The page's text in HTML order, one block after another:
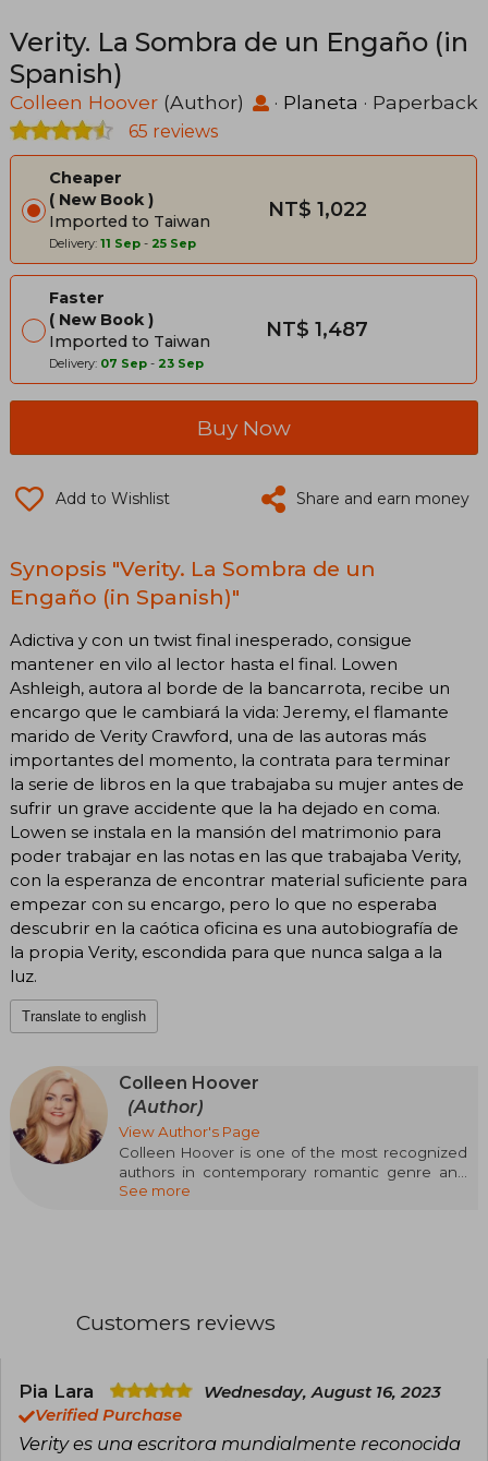
Verity. La Sombra de un Engaño (in
Spanish)
Colleen Hoover (Author) · Planeta · Paperback
65 reviews
Cheaper
New Book
Imported to Taiwan
Delivery: 11 Sep - 25 Sep
NT$ 1,022
Faster
New Book
Imported to Taiwan
Delivery: 07 Sep - 23 Sep
NT$ 1,487
Buy Now
Add to Wishlist Share and earn money
Synopsis "Verity. La Sombra de un
Engaño (in Spanish)"
Adictiva y con un twist final inesperado, consigue
mantener en vilo al lector hasta el final. Lowen
Ashleigh, autora al borde de la bancarrota, recibe un
encargo que le cambiará la vida: Jeremy, el flamante
marido de Verity Crawford, una de las autoras más
importantes del momento, la contrata para terminar
la serie de libros en la que trabajaba su mujer antes de
sufrir un grave accidente que la ha dejado en coma.
Lowen se instala en la mansión del matrimonio para
poder trabajar en las notas en las que trabajaba Verity,
con la esperanza de encontrar material suficiente para
empezar con su encargo, pero lo que no esperaba
descubrir en la caótica oficina es una autobiografía de
la propia Verity, escondida para que nunca salga a la
luz.
Translate to english
Colleen Hoover
(Author)
View Author's Page
Colleen Hoover is one of the most recognized
authors in contemporary romantic genre and
emotional fiction. Born on December 11, 1979 in
to conquer millions of readers thanks to her
and human relationships. Among Colleen
Hoover's most notable books are It Ends With
titles that have topped The New York Times
See more
Customers reviews
Pia Lara
Wednesday, August 16, 2023
Verified Purchase
Verity es una escritora mundialmente reconocida